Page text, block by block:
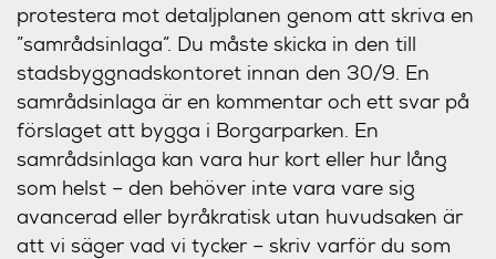
protestera mot detaljplanen genom att skriva en
”samrådsinlaga”. Du måste skicka in den till
stadsbyggnadskontoret innan den 30/9. En
samrådsinlaga är en kommentar och ett svar på
förslaget att bygga i Borgarparken. En
samrådsinlaga kan vara hur kort eller hur lång
som helst – den behöver inte vara vare sig
avancerad eller byråkratisk utan huvudsaken är
att vi säger vad vi tycker – skriv varför du som